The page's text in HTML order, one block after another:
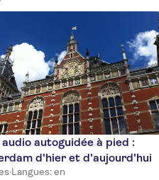
autoguidée à pied :
d'hier et d'aujourd'hui
·Langues: en